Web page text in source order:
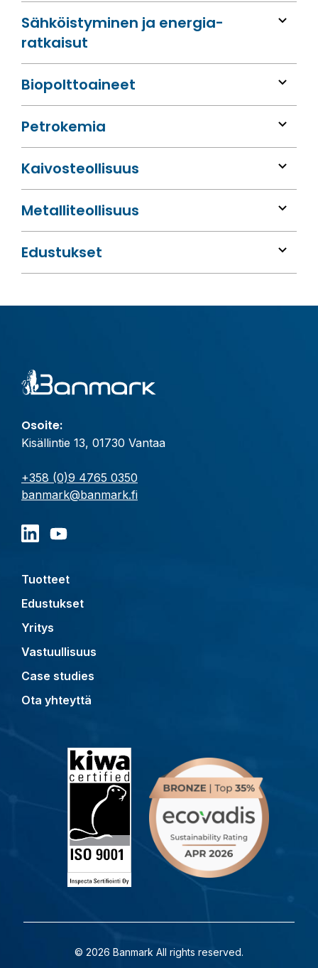
Sähköis­tyminen ja energia­
ratkaisut
Bio­polttoaineet
Petrokemia
Kaivos­teollisuus
Metalli­teollisuus
Edustukset
Osoite:
Kisällintie 13, 01730 Vantaa
+358 (0)9 4765 0350
banmark@banmark.fi
Tuotteet
Edustukset
Yritys
Vastuullisuus
Case studies
Ota yhteyttä
© 2026 Banmark All rights reserved.